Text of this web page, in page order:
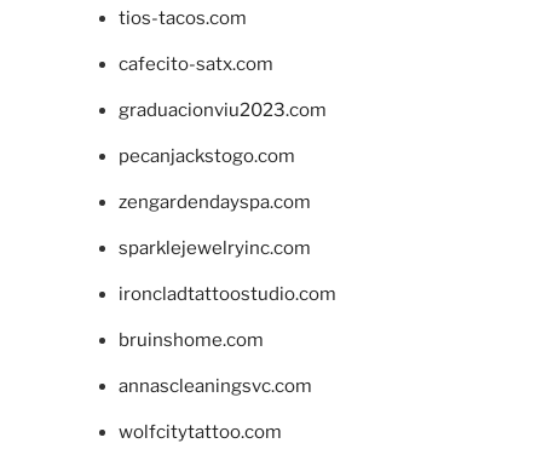
tios-tacos.com
cafecito-satx.com
graduacionviu2023.com
pecanjackstogo.com
zengardendayspa.com
sparklejewelryinc.com
ironcladtattoostudio.com
bruinshome.com
annascleaningsvc.com
wolfcitytattoo.com